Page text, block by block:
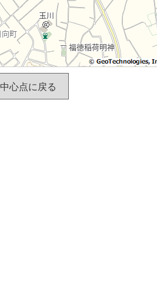
中心点に戻る